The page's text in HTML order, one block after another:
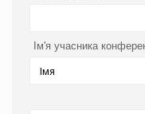
Ім'я учасника